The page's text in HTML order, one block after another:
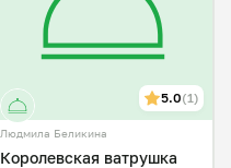
5.0(1)
Людмила Беликина
Королевская ватрушка